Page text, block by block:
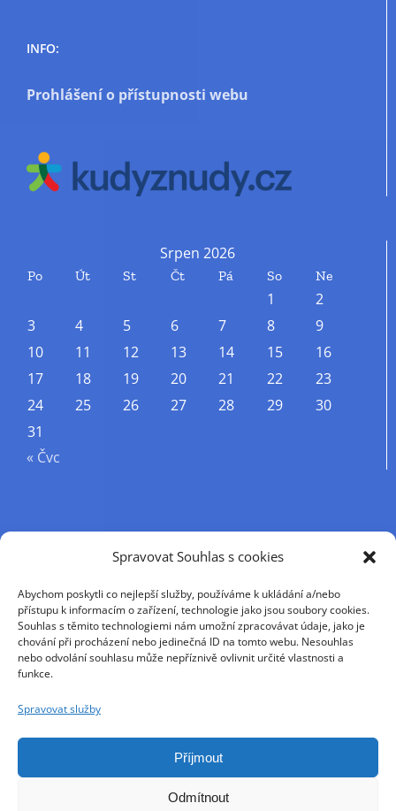
Spravovat Souhlas s cookies
Abychom poskytli co nejlepší služby, používáme k ukládání a/nebo
přístupu k informacím o zařízení, technologie jako jsou soubory cookies.
Souhlas s těmito technologiemi nám umožní zpracovávat údaje, jako je
chování při procházení nebo jedinečná ID na tomto webu. Nesouhlas
nebo odvolání souhlasu může nepříznivě ovlivnit určité vlastnosti a
funkce.
Spravovat služby
Příjmout
Odmítnout
INFO:
Prohlášení o přístupnosti webu
Srpen 2026
Po Út St Čt Pá So Ne
1
2
3
4 5 6 7 8
9
10
11 12 13 14 15
16
17
18 19 20 21 22
23
24
25 26 27 28 29
30
31
« Čvc
Příjmení
Křestní jméno
E-mail
Pokračováním přijímáte zásady ochrany osobních